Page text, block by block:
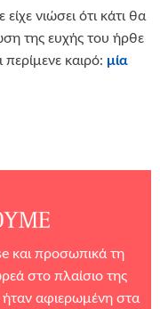
νιώσει ότι κάτι θα
της ευχής του ήρθε
περίμενε καιρό: μία
και προσωπικά τη
στο πλαίσιο της
ήταν αφιερωμένη στα